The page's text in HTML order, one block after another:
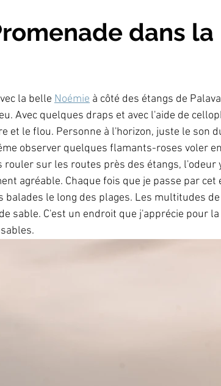
dans la
la belle Noémie à côté des étangs de
Avec quelques draps et avec l'aide de
et le flou. Personne à l'horizon, juste le son
observer quelques flamants-roses voler
sur les routes près des étangs, l'odeur
agréable. Chaque fois que je passe par cet
balades le long des plages. Les multitudes
sable. C'est un endroit que j'apprécie pour